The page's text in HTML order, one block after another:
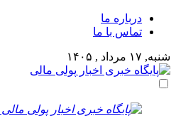
درباره ما
تماس با ما
شنبه, ۱۷ مرداد , ۱۴۰۵